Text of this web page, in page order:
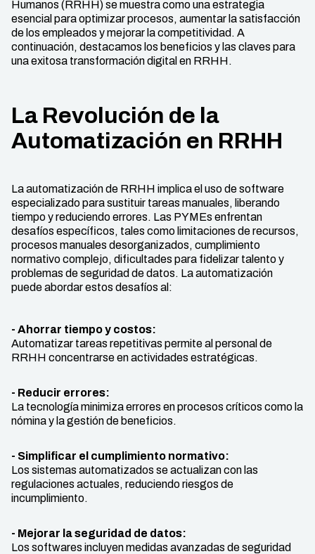
Humanos (RRHH) se muestra como una estrategia
esencial para optimizar procesos, aumentar la satisfacción
de los empleados y mejorar la competitividad. A
continuación, destacamos los beneficios y las claves para
una exitosa transformación digital en RRHH.
La Revolución de la
Automatización en RRHH
La automatización de RRHH implica el uso de software
especializado para sustituir tareas manuales, liberando
tiempo y reduciendo errores. Las PYMEs enfrentan
desafíos específicos, tales como limitaciones de recursos,
procesos manuales desorganizados, cumplimiento
normativo complejo, dificultades para fidelizar talento y
problemas de seguridad de datos. La automatización
puede abordar estos desafíos al:
- Ahorrar tiempo y costos:
Automatizar tareas repetitivas permite al personal de
RRHH concentrarse en actividades estratégicas.
- Reducir errores:
La tecnología minimiza errores en procesos críticos como la
nómina y la gestión de beneficios.
- Simplificar el cumplimiento normativo:
Los sistemas automatizados se actualizan con las
regulaciones actuales, reduciendo riesgos de
incumplimiento.
- Mejorar la seguridad de datos:
Los softwares incluyen medidas avanzadas de seguridad